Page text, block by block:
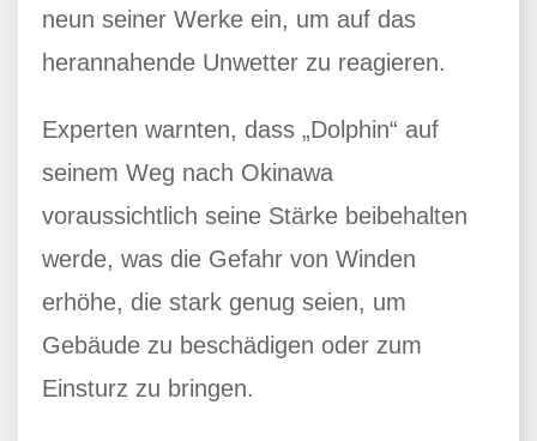
neun seiner Werke ein, um auf das
herannahende Unwetter zu reagieren.
Experten warnten, dass „Dolphin“ auf
seinem Weg nach Okinawa
voraussichtlich seine Stärke beibehalten
werde, was die Gefahr von Winden
erhöhe, die stark genug seien, um
Gebäude zu beschädigen oder zum
Einsturz zu bringen.